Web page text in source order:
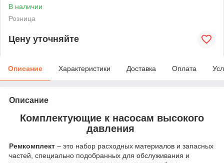
В наличии
Розница
Цену уточняйте
Описание Характеристики Доставка Оплата
Описание
Комплектующие к насосам высокого
давления
Ремкомплект – это набор расходных материалов и запасных
частей, специально подобранных для обслуживания и